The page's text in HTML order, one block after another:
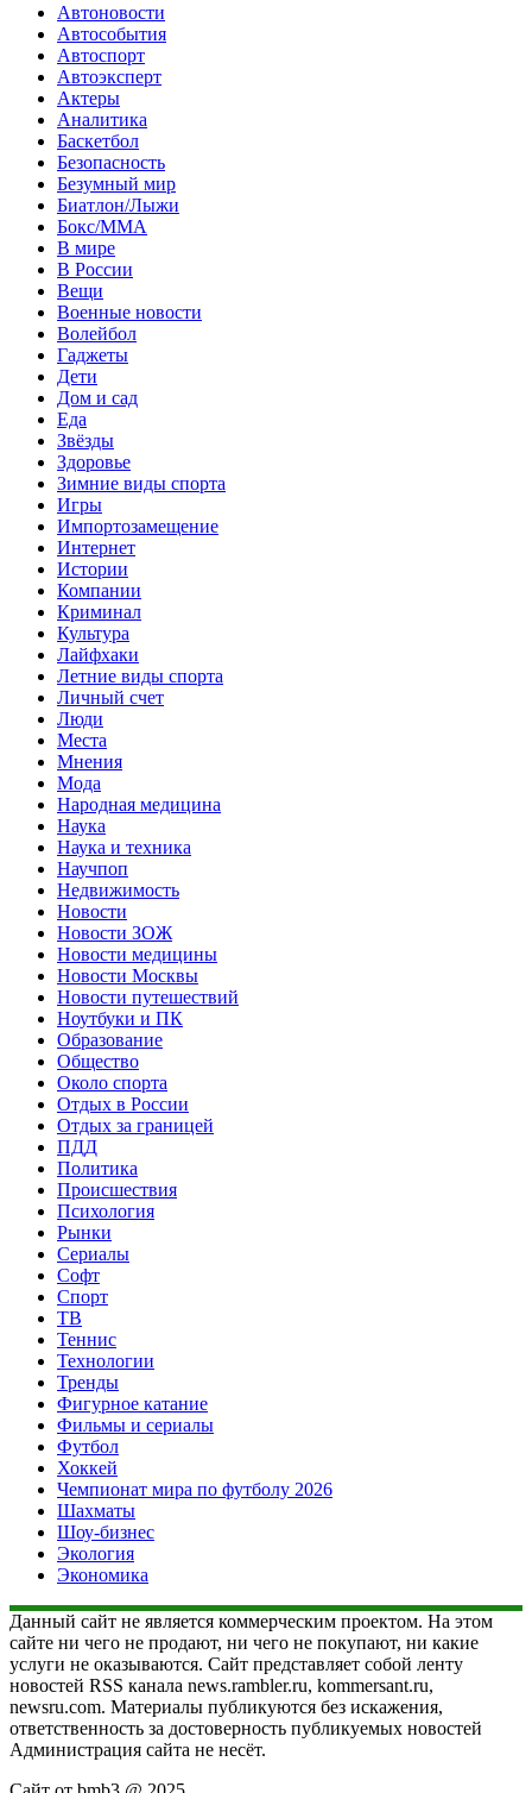
Автоновости
Автособытия
Автоспорт
Автоэксперт
Актеры
Аналитика
Баскетбол
Безопасность
Безумный мир
Биатлон/Лыжи
Бокс/MMA
В мире
В России
Вещи
Военные новости
Волейбол
Гаджеты
Дети
Дом и сад
Еда
Звёзды
Здоровье
Зимние виды спорта
Игры
Импортозамещение
Интернет
Истории
Компании
Криминал
Культура
Лайфхаки
Летние виды спорта
Личный счет
Люди
Места
Мнения
Мода
Народная медицина
Наука
Наука и техника
Научпоп
Недвижимость
Новости
Новости ЗОЖ
Новости медицины
Новости Москвы
Новости путешествий
Ноутбуки и ПК
Образование
Общество
Около спорта
Отдых в России
Отдых за границей
ПДД
Политика
Происшествия
Психология
Рынки
Сериалы
Софт
Спорт
ТВ
Теннис
Технологии
Тренды
Фигурное катание
Фильмы и сериалы
Футбол
Хоккей
Чемпионат мира по футболу 2026
Шахматы
Шоу-бизнес
Экология
Экономика
Данный сайт не является коммерческим проектом. На этом
сайте ни чего не продают, ни чего не покупают, ни какие
услуги не оказываются. Сайт представляет собой ленту
новостей RSS канала news.rambler.ru, kommersant.ru,
newsru.com. Материалы публикуются без искажения,
ответственность за достоверность публикуемых новостей
Администрация сайта не несёт.